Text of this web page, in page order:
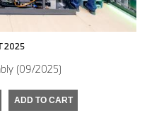
2025
(09/2025)
ADD TO CART